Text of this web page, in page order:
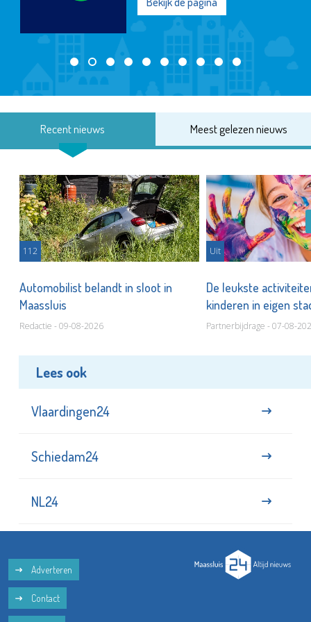
Recent nieuws Meest gelezen nieuws
112
Automobilist belandt in sloot in
Maassluis
Redactie - 09-08-2026
Uit
De leukste
kinderen in eigen
Partnerbijdrage - 07-08-
Lees ook
Vlaardingen24
Schiedam24
NL24
Adverteren
Contact